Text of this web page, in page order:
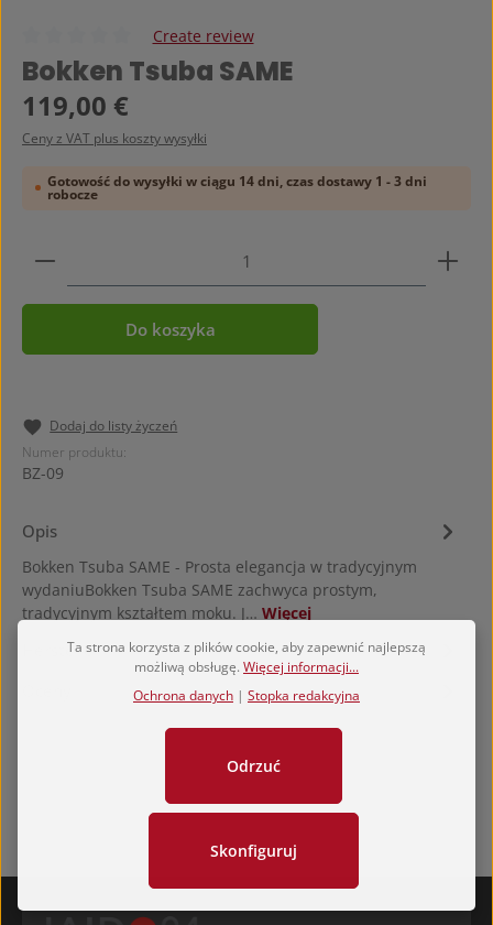
Średnia ocena 0 z 5 gwiazdek
Create review
Bokken Tsuba SAME
Cena regularna:
119,00 €
Ceny z VAT plus koszty wysyłki
Gotowość do wysyłki w ciągu 14 dni, czas dostawy 1 - 3 dni
robocze
Ilość produktu: Wprowadź żądaną ilość lub użyj
Do koszyka
Dodaj do listy życzeń
Numer produktu:
BZ-09
Opis
Bokken Tsuba SAME - Prosta elegancja w tradycyjnym
wydaniuBokken Tsuba SAME zachwyca prostym,
tradycyjnym kształtem moku. J… Więcej
HerstellerTa strona korzysta z plików cookie, aby zapewnić najlepszą
możliwą obsługę. Więcej informacji...
Ochrona danych | Stopka redakcyjna
Odrzuć
Skonfiguruj